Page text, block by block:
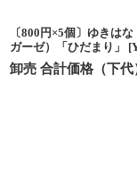
〔800円×5個〕ゆきは
ガーゼ）「ひだまり」
[
卸売 合計価格（下代